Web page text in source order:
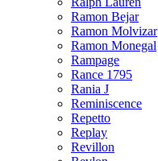
Ramon Bejar
Ramon Molvizar
Ramon Monegal
Rampage
Rance 1795
Rania J
Reminiscence
Repetto
Replay
Revillon